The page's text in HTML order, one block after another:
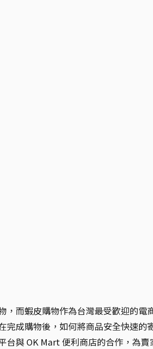
，而蝦皮購物作為台灣最受歡迎的電
完成購物後，如何將商品安全快速的
台與 OK Mart 便利商店的合作，為賣